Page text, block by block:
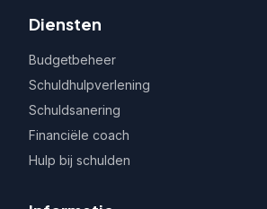
Diensten
Budgetbeheer
Schuldhulpverlening
Schuldsanering
Financiële coach
Hulp bij schulden